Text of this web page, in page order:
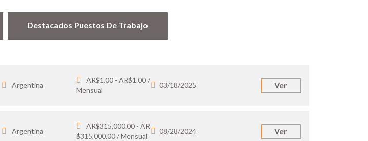
Destacados Puestos De Trabajo
Argentina
AR$1.00 - AR$1.00 /
Mensual
03/18/2025 Ver
Argentina
AR$315,000.00 - AR
$315,000.00 / Mensual
08/28/2024 Ver